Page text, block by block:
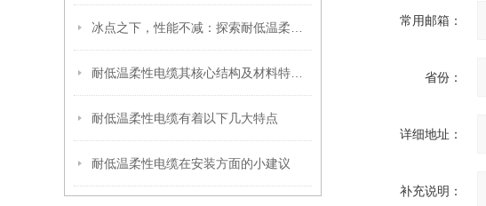
耐低温柔性电缆有着以下几大特点
耐低温柔性电缆在安装方面的小建议
常用邮箱：
省份：
详细地址：
补充说明：